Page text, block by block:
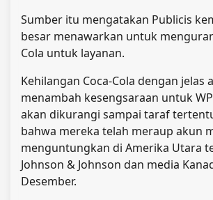
Sumber itu mengatakan Publicis
besar menawarkan untuk
Cola untuk layanan.
Kehilangan Coca-Cola dengan jelas
menambah kesengsaraan untuk
akan dikurangi sampai taraf
bahwa mereka telah meraup akun
menguntungkan di Amerika Utara
Johnson & Johnson dan media
Desember.